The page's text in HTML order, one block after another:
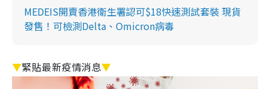
MEDEIS開賣香港衛生署認可$18快速測試套裝 現貨
發售！可檢測Delta、Omicron病毒
▼緊貼最新疫情消息▼